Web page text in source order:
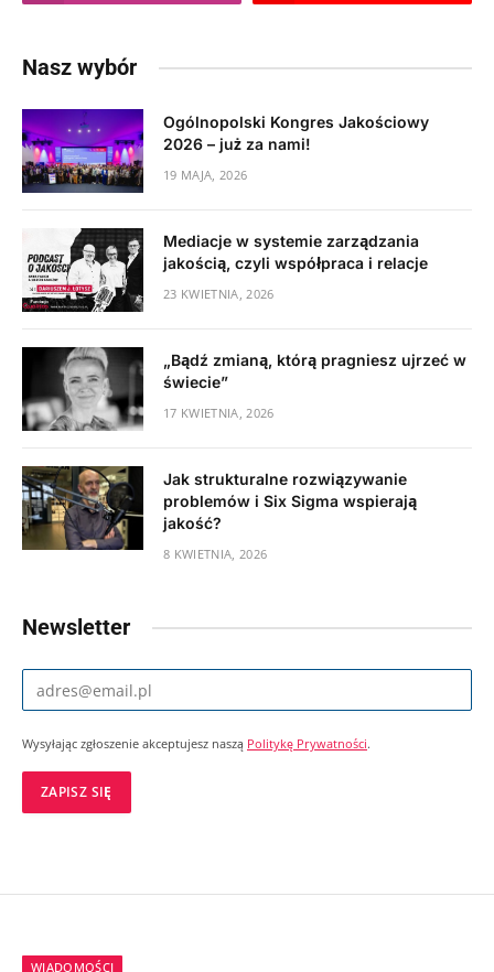
Nasz wybór
Ogólnopolski Kongres Jakościowy
2026 – już za nami!
19 MAJA, 2026
Mediacje w systemie zarządzania
jakością, czyli współpraca i relacje
23 KWIETNIA, 2026
„Bądź zmianą, którą pragniesz ujrzeć w
świecie”
17 KWIETNIA, 2026
Jak strukturalne rozwiązywanie
problemów i Six Sigma wspierają
jakość?
8 KWIETNIA, 2026
Newsletter
Wysyłając zgłoszenie akceptujesz naszą Politykę Prywatności.
WIADOMOŚCI